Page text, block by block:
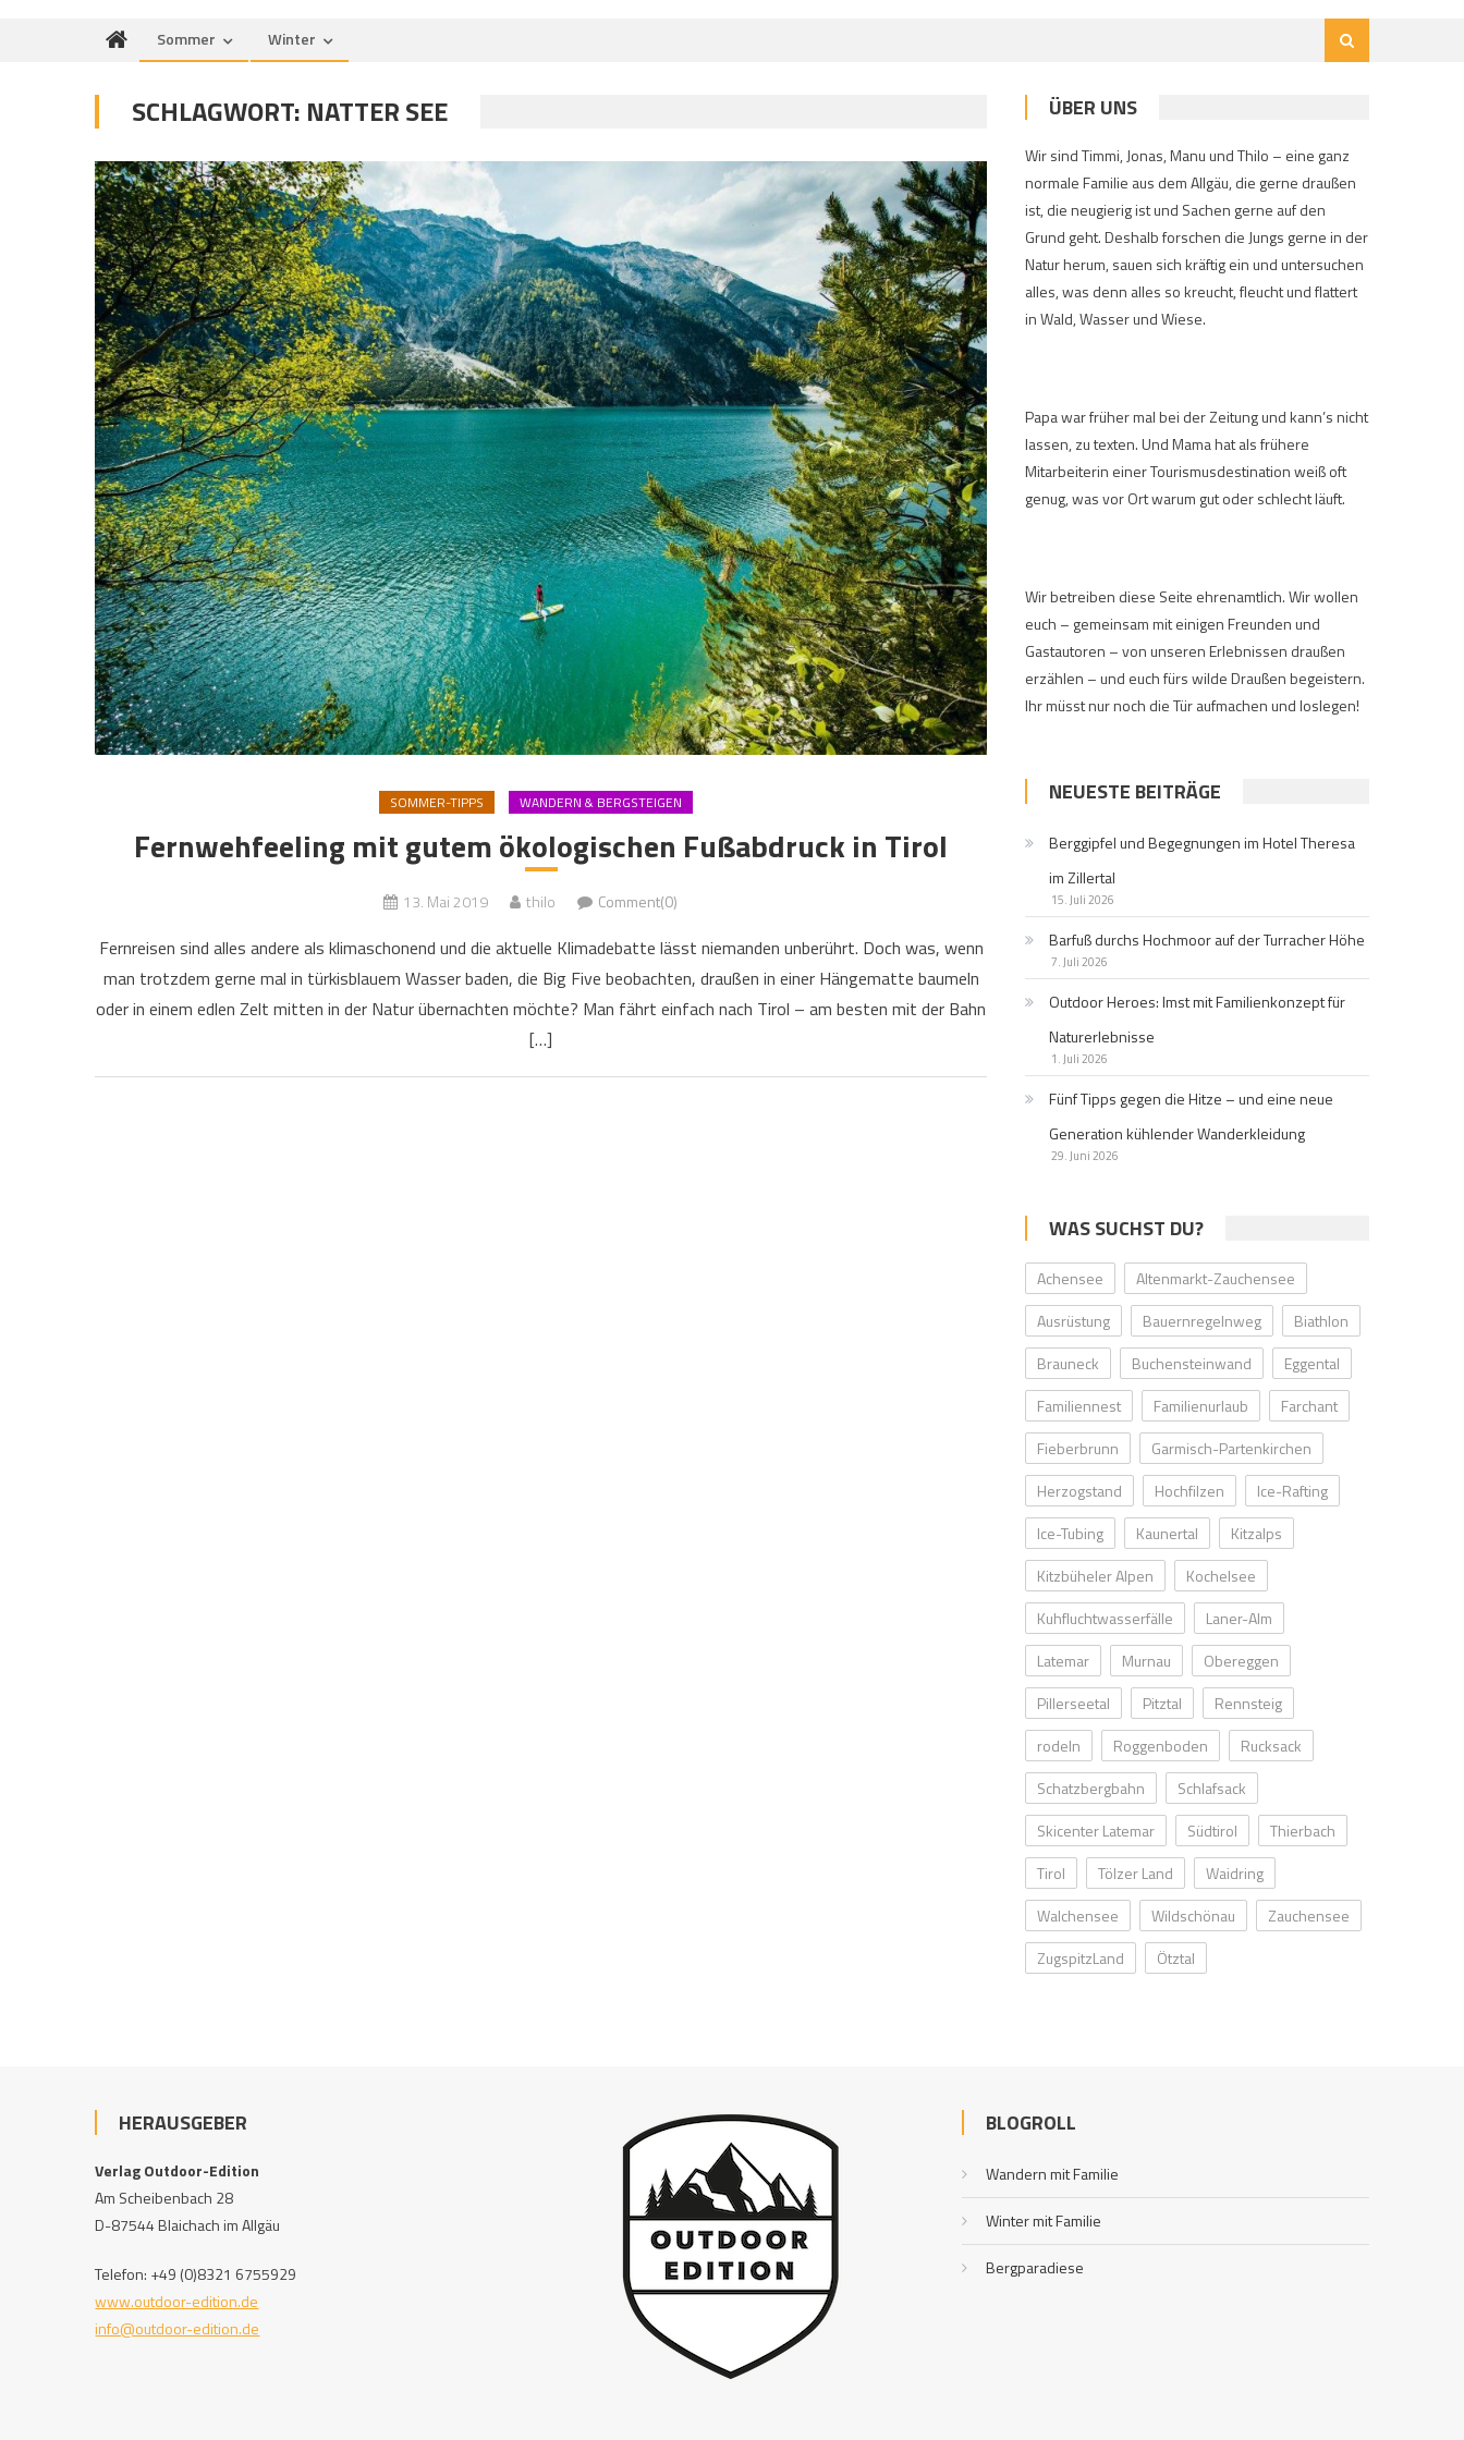
Sommer Winter
SCHLAGWORT: NATTER SEE
SOMMER-TIPPS WANDERN & BERGSTEIGEN
Fernwehfeeling mit gutem ökologischen Fußabdruck in Tirol
13. Mai 2019 thilo Comment(0)
Fernreisen sind alles andere als klimaschonend und die aktuelle Klimadebatte lässt niemanden unberührt. Doch was, wenn
man trotzdem gerne mal in türkisblauem Wasser baden, die Big Five beobachten, draußen in einer Hängematte baumeln
oder in einem edlen Zelt mitten in der Natur übernachten möchte? Man fährt einfach nach Tirol – am besten mit der Bahn
[…]
ÜBER UNS
Wir sind Timmi, Jonas, Manu und Thilo – eine ganz
normale Familie aus dem Allgäu, die gerne draußen
ist, die neugierig ist und Sachen gerne auf den
Grund geht. Deshalb forschen die Jungs gerne in der
Natur herum, sauen sich kräftig ein und untersuchen
alles, was denn alles so kreucht, fleucht und flattert
in Wald, Wasser und Wiese.
Papa war früher mal bei der Zeitung und kann’s nicht
lassen, zu texten. Und Mama hat als frühere
Mitarbeiterin einer Tourismusdestination weiß oft
genug, was vor Ort warum gut oder schlecht läuft.
Wir betreiben diese Seite ehrenamtlich. Wir wollen
euch – gemeinsam mit einigen Freunden und
Gastautoren – von unseren Erlebnissen draußen
erzählen – und euch fürs wilde Draußen begeistern.
Ihr müsst nur noch die Tür aufmachen und loslegen!
NEUESTE BEITRÄGE
Berggipfel und Begegnungen im Hotel Theresa
im Zillertal
15. Juli 2026
Barfuß durchs Hochmoor auf der Turracher Höhe
7. Juli 2026
Outdoor Heroes: Imst mit Familienkonzept für
Naturerlebnisse
1. Juli 2026
Fünf Tipps gegen die Hitze – und eine neue
Generation kühlender Wanderkleidung
29. Juni 2026
WAS SUCHST DU?
Achensee
Altenmarkt-Zauchensee
Ausrüstung
Bauernregelnweg
Biathlon
Brauneck
Buchensteinwand
Eggental
Familiennest
Familienurlaub
Farchant
Fieberbrunn
Garmisch-Partenkirchen
Herzogstand
Hochfilzen
Ice-Rafting
Ice-Tubing
Kaunertal
Kitzalps
Kitzbüheler Alpen
Kochelsee
Kuhfluchtwasserfälle
Laner-Alm
Latemar
Murnau
Obereggen
Pillerseetal
Pitztal
Rennsteig
rodeln
Roggenboden
Rucksack
Schatzbergbahn
Schlafsack
Skicenter Latemar
Südtirol
Thierbach
Tirol
Tölzer Land
Waidring
Walchensee
Wildschönau
Zauchensee
ZugspitzLand
Ötztal
HERAUSGEBER
Verlag Outdoor-Edition
Am Scheibenbach 28
D-87544 Blaichach im Allgäu
Telefon: +49 (0)8321 6755929
www.outdoor-edition.de
info@outdoor-edition.de
BLOGROLL
Wandern mit Familie
Winter mit Familie
Bergparadiese